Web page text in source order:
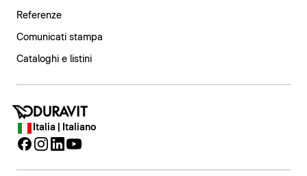
Referenze
Comunicati stampa
Cataloghi e listini
Italia | Italiano